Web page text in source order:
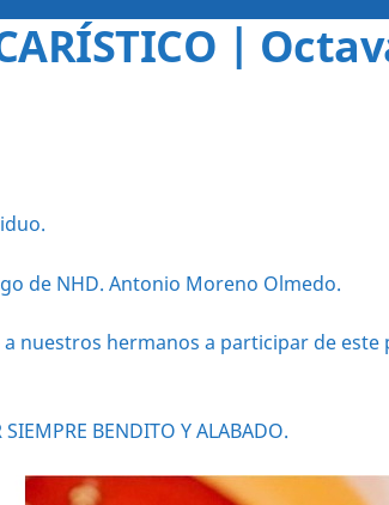
|
de NHD. Antonio Moreno Olmedo.
nuestros hermanos a participar de
BENDITO Y ALABADO.